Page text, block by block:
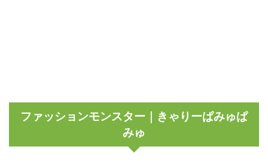
ファッションモンスター｜きゃりーぱみゅぱ
みゅ